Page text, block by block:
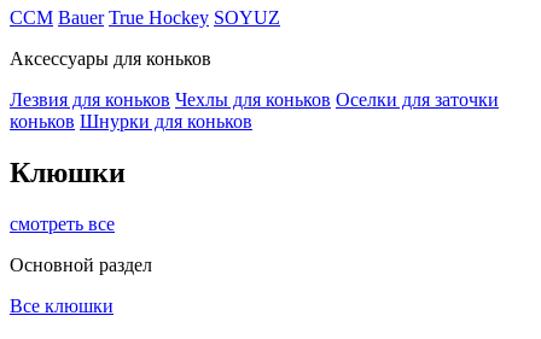
ССМ Bauer True Hockey SOYUZ
Аксессуары для коньков
Лезвия для коньков Чехлы для коньков Оселки для заточки
коньков Шнурки для коньков
Клюшки
смотреть все
Основной раздел
Все клюшки